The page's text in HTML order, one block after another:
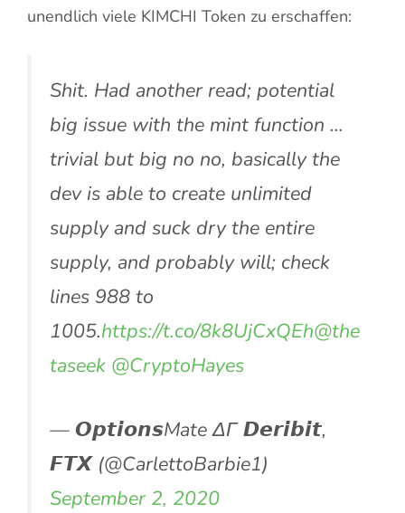
unendlich viele KIMCHI Token zu erschaffen:
Shit. Had another read; potential
big issue with the mint function …
trivial but big no no, basically the
dev is able to create unlimited
supply and suck dry the entire
supply, and probably will; check
lines 988 to
1005.https://t.co/8k8UjCxQEh@the
taseek @CryptoHayes
— 𝙊𝙥𝙩𝙞𝙤𝙣𝙨Mate ΔΓ 𝘿𝙚𝙧𝙞𝙗𝙞𝙩,
𝙁𝙏𝙓 (@CarlettoBarbie1)
September 2, 2020